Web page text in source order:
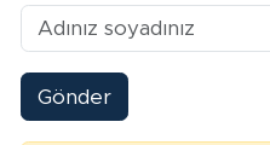
Gönder